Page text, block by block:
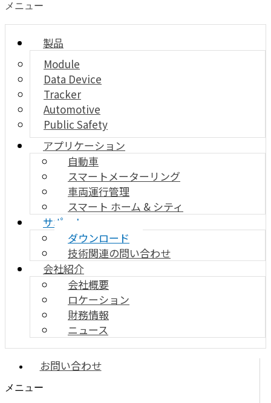
メニュー
製品
Module
Data Device
Tracker
Automotive
Public Safety
アプリケーション
自動車
スマートメーターリング
車両運行管理
スマート ホーム & シティ
サポート
ダウンロード
技術関連の問い合わせ
会社紹介
会社概要
ロケーション
財務情報
ニュース
お問い合わせ
メニュー